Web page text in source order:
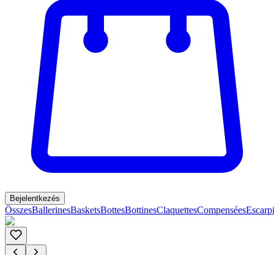
Bejelentkezés
ÖsszesBallerinesBasketsBottesBottinesClaquettesCompensées